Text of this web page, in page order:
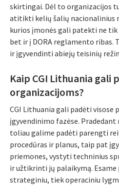
skirtingai. Dėl to organizacijos
atitikti kelių šalių nacionalinius
kurios įmonės gali patekti ne
bet ir į DORA reglamento ribas.
ir įgyvendinti abiejų teisinių
Kaip CGI Lithuania gali
organizacijoms?
CGI Lithuania gali padėti visose
įgyvendinimo fazėse.
toliau galime padėti parengti
procedūras ir planus, taip pat
priemones, vystyti techninius
ir užtikrinti jų palaikymą.
strateginiu, tiek operaciniu